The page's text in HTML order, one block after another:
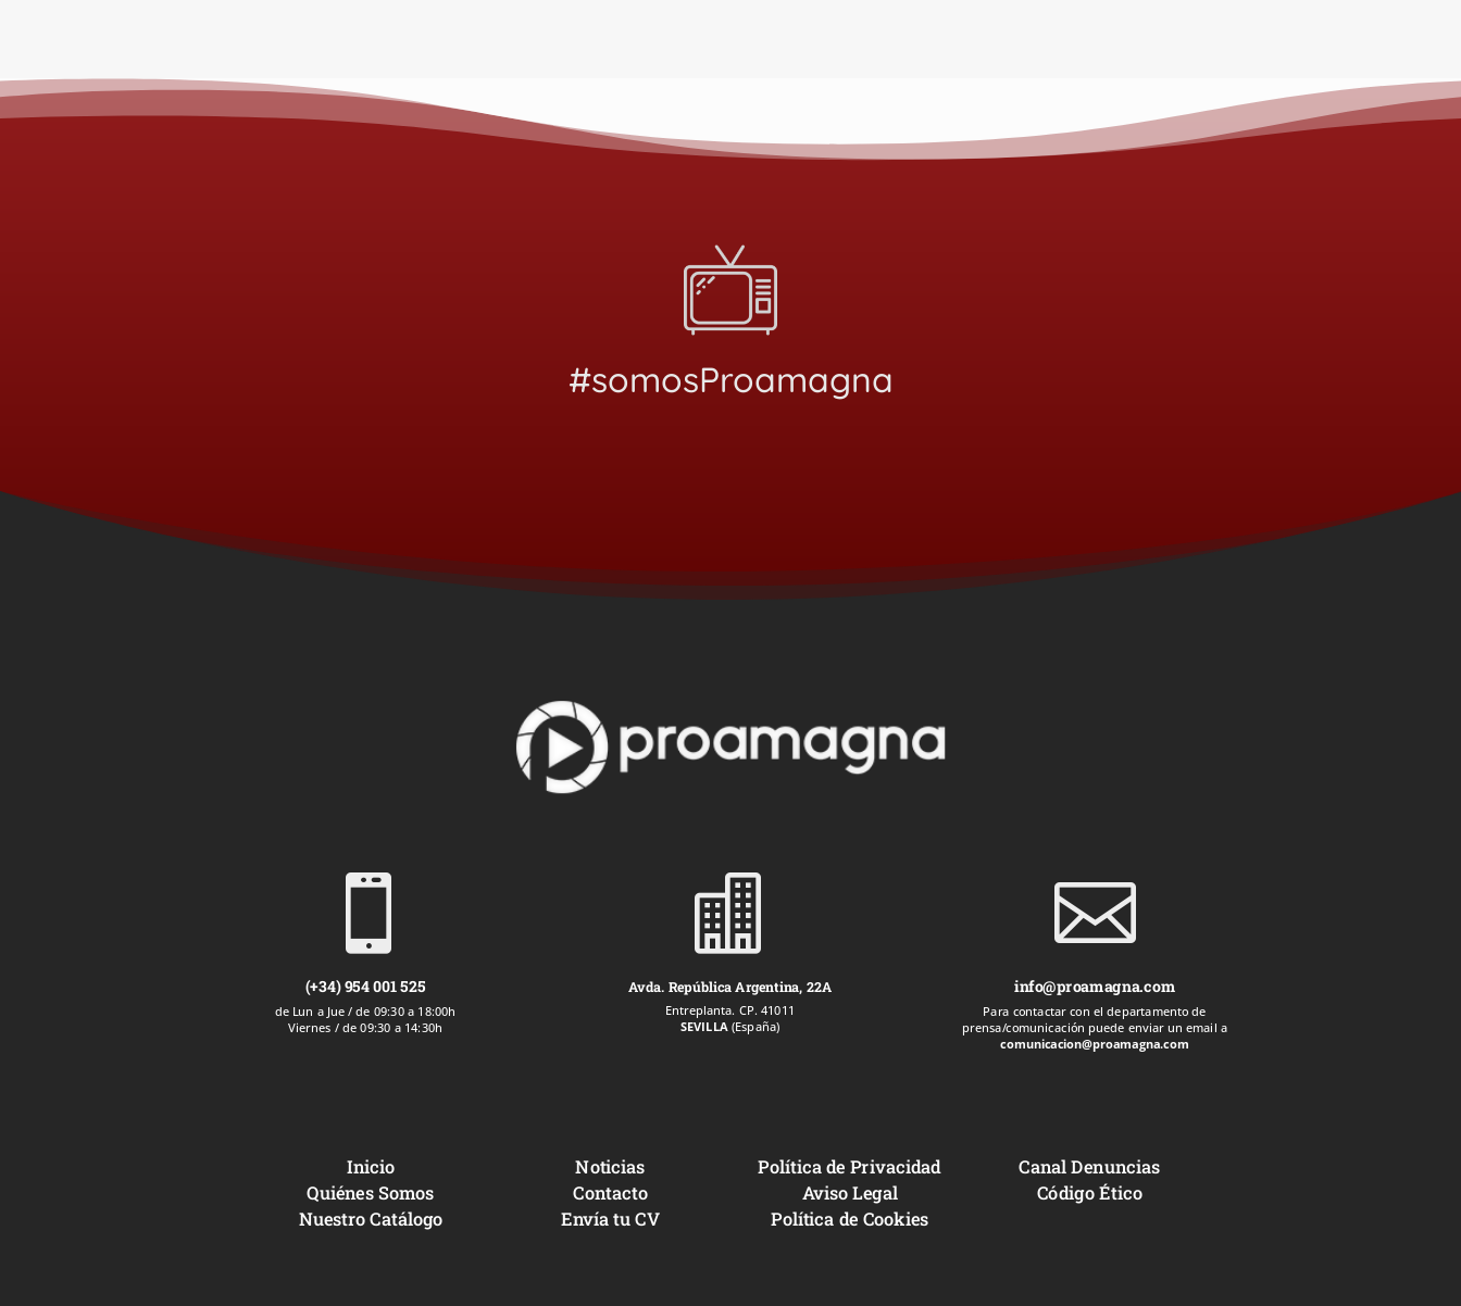
#somosProamagna

(+34) 954 001 525
de Lun a Jue / de 09:30 a 18:00h
Viernes / de 09:30 a 14:30h

Avda. República Argentina, 22A
Entreplanta. CP. 41011
SEVILLA (España)

info@proamagna.com
Para contactar con el departamento de
prensa/comunicación puede enviar un email a
comunicacion@proamagna.com
Inicio
Quiénes Somos
Nuestro Catálogo
Noticias
Contacto
Envía tu CV
Política de Privacidad
Aviso Legal
Política de Cookies
Canal Denuncias
Código Ético